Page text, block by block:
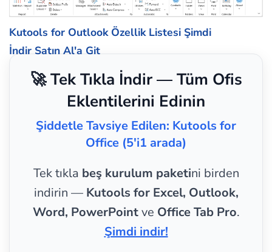
Kutools for Outlook Özellik Listesi Şimdi
İndir Satın Al'a Git
🚀 Tek Tıkla İndir — Tüm Ofis
Eklentilerini Edinin
Şiddetle Tavsiye Edilen: Kutools for
Office (5'i1 arada)
Tek tıkla beş kurulum paketini birden
indirin — Kutools for Excel, Outlook,
Word, PowerPointve Office Tab Pro.
Şimdi indir!